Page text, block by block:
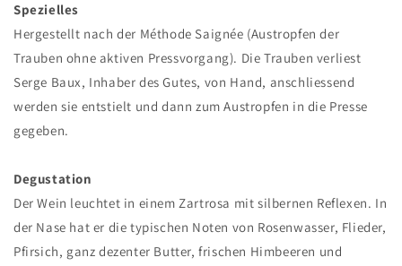
Spezielles
Hergestellt nach der Méthode Saignée (Austropfen der
Trauben ohne aktiven Pressvorgang). Die Trauben verliest
Serge Baux, Inhaber des Gutes, von Hand, anschliessend
werden sie entstielt und dann zum Austropfen in die Presse
gegeben.
Degustation
Der Wein leuchtet in einem Zartrosa mit silbernen Reflexen. In
der Nase hat er die typischen Noten von Rosenwasser, Flieder,
Pfirsich, ganz dezenter Butter, frischen Himbeeren und